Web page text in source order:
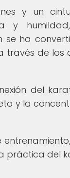
y un
y
se ha
través de los
del
y la
práctica del